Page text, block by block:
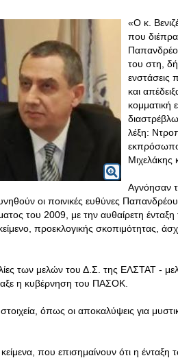
«Ο κ.
που
του στη,
ενστάσεις
και
κομματική
λέξη:
Μιχελάκης
Αγνόησαν
οι ποινικές ευθύνες
του 2009, με την αυθαίρετη
προεκλογικής σκοπιμότητας,
των μελών του Δ.Σ. της ΕΛΣΤΑΤ -
η κυβέρνηση του ΠΑΣΟΚ.
όπως οι αποκαλύψεις για
που επισημαίνουν ότι η